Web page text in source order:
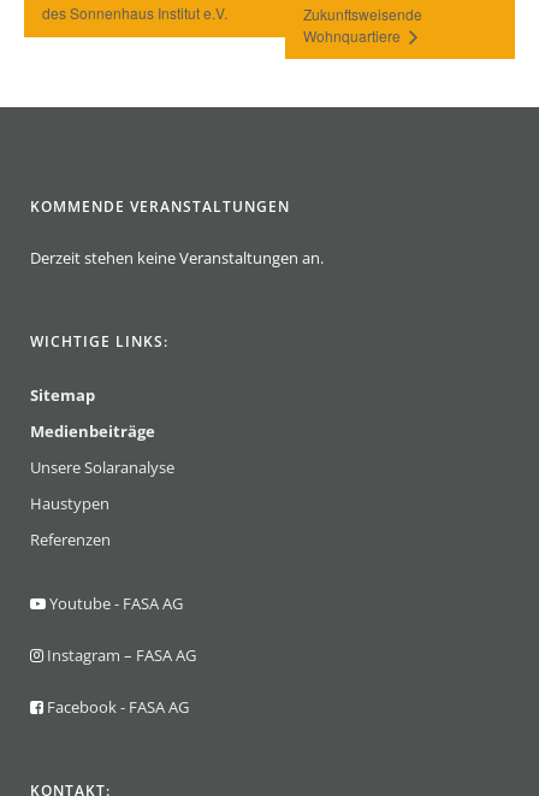
des Sonnenhaus Institut e.V.
Zukunftsweisende
Wohnquartiere
KOMMENDE VERANSTALTUNGEN
Derzeit stehen keine Veranstaltungen an.
WICHTIGE LINKS:
Sitemap
Medienbeiträge
Unsere Solaranalyse
Haustypen
Referenzen
Youtube - FASA AG
Instagram – FASA AG
Facebook - FASA AG
KONTAKT: